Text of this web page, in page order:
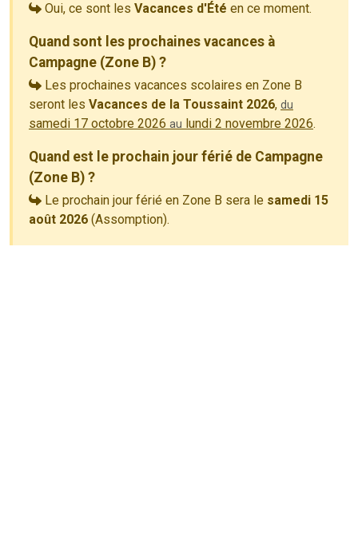
Oui, ce sont les Vacances d'Été en ce moment.
Quand sont les prochaines vacances à
Campagne (Zone B) ?
Les prochaines vacances scolaires en Zone B
seront les Vacances de la Toussaint 2026, du
samedi 17 octobre 2026 au lundi 2 novembre 2026.
Quand est le prochain jour férié de Campagne
(Zone B) ?
Le prochain jour férié en Zone B sera le samedi 15
août 2026 (Assomption).